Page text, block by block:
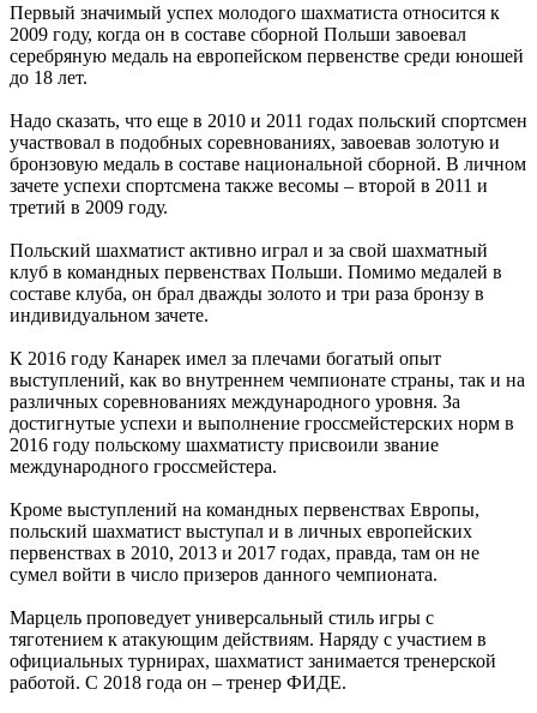
Первый значимый успех молодого шахматиста относится к
2009 году, когда он в составе сборной Польши завоевал
серебряную медаль на европейском первенстве среди юношей
до 18 лет.
Надо сказать, что еще в 2010 и 2011 годах польский спортсмен
участвовал в подобных соревнованиях, завоевав золотую и
бронзовую медаль в составе национальной сборной. В личном
зачете успехи спортсмена также весомы – второй в 2011 и
третий в 2009 году.
Польский шахматист активно играл и за свой шахматный
клуб в командных первенствах Польши. Помимо медалей в
составе клуба, он брал дважды золото и три раза бронзу в
индивидуальном зачете.
К 2016 году Канарек имел за плечами богатый опыт
выступлений, как во внутреннем чемпионате страны, так и на
различных соревнованиях международного уровня. За
достигнутые успехи и выполнение гроссмейстерских норм в
2016 году польскому шахматисту присвоили звание
международного гроссмейстера.
Кроме выступлений на командных первенствах Европы,
польский шахматист выступал и в личных европейских
первенствах в 2010, 2013 и 2017 годах, правда, там он не
сумел войти в число призеров данного чемпионата.
Марцель проповедует универсальный стиль игры с
тяготением к атакующим действиям. Наряду с участием в
официальных турнирах, шахматист занимается тренерской
работой. С 2018 года он – тренер ФИДЕ.